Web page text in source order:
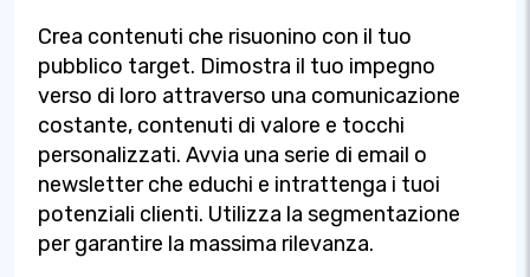
Crea contenuti che risuonino con il tuo
pubblico target. Dimostra il tuo impegno
verso di loro attraverso una comunicazione
costante, contenuti di valore e tocchi
personalizzati. Avvia una serie di email o
newsletter che educhi e intrattenga i tuoi
potenziali clienti. Utilizza la segmentazione
per garantire la massima rilevanza.